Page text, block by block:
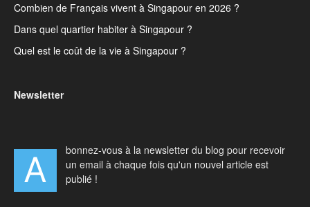
Combien de Français vivent à Singapour en 2026 ?
Dans quel quartier habiter à Singapour ?
Quel est le coût de la vie à Singapour ?
Newsletter
A
bonnez-vous à la newsletter du blog pour recevoir
un email à chaque fois qu'un nouvel article est
publié !